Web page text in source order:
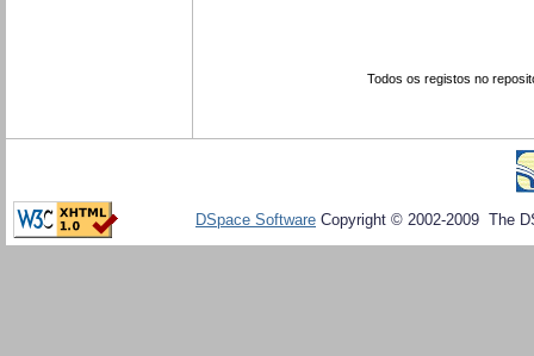
Todos os registos no
DSpace Software Copyright © 2002-2009 The